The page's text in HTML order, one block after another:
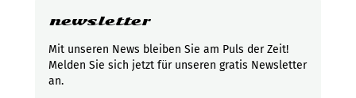
newsletter
Mit unseren News bleiben Sie am Puls der Zeit!
Melden Sie sich jetzt für unseren gratis Newsletter
an.